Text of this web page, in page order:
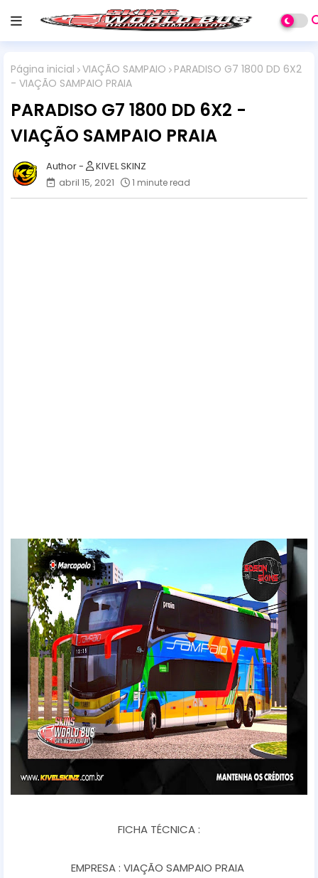
Página inicial VIAÇÃO SAMPAIO
PARADISO G7 1800 DD 6X2
- VIAÇÃO SAMPAIO PRAIA
PARADISO G7 1800 DD 6X2 -
VIAÇÃO SAMPAIO PRAIA
KIVEL SKINZ
abril 15, 2021
1 minute read
FICHA TÉCNICA :
EMPRESA : VIAÇÃO SAMPAIO PRAIA